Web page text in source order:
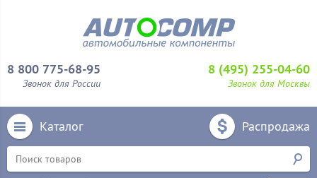
8 800 775-68-95
Звонок для России
8 (495) 255-04-60
Звонок для Москвы
Каталог Распродажа